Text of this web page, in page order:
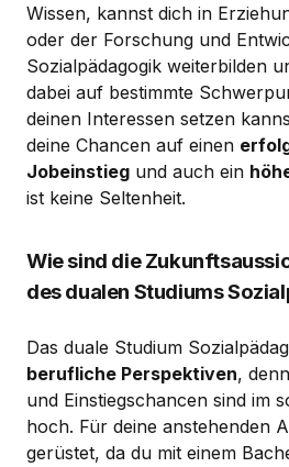
Wissen, kannst dich in
oder der Forschung und
Sozialpädagogik weiterbilden
dabei auf bestimmte
deinen Interessen setzen
deine Chancen auf einen
Jobeinstieg und auch ein
ist keine Seltenheit.
Wie sind die
des dualen Studiums
Das duale Studium
berufliche Perspektiven,
und Einstiegschancen sind im
hoch. Für deine anstehenden
gerüstet, da du mit einem